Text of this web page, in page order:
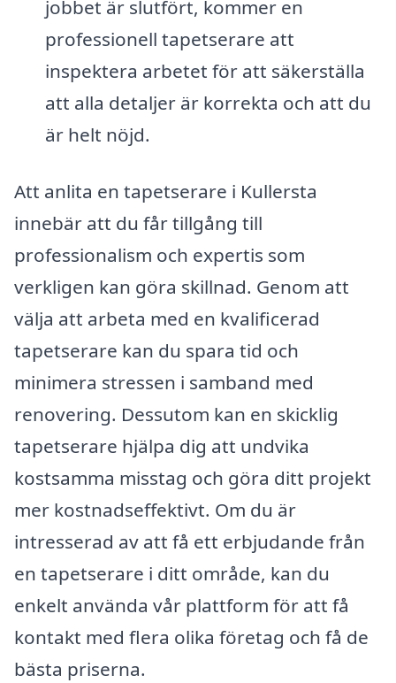
jobbet är slutfört, kommer en
professionell tapetserare att
inspektera arbetet för att säkerställa
att alla detaljer är korrekta och att du
är helt nöjd.
Att anlita en tapetserare i Kullersta
innebär att du får tillgång till
professionalism och expertis som
verkligen kan göra skillnad. Genom att
välja att arbeta med en kvalificerad
tapetserare kan du spara tid och
minimera stressen i samband med
renovering. Dessutom kan en skicklig
tapetserare hjälpa dig att undvika
kostsamma misstag och göra ditt projekt
mer kostnadseffektivt. Om du är
intresserad av att få ett erbjudande från
en tapetserare i ditt område, kan du
enkelt använda vår plattform för att få
kontakt med flera olika företag och få de
bästa priserna.